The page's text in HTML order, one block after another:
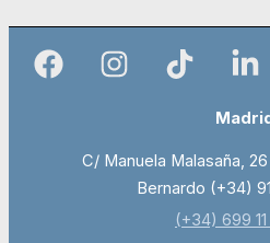
C/ Manuela Malasaña,
Bernardo (+34)
(+34) 699